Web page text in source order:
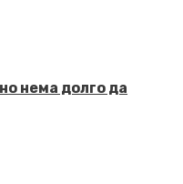
нема долго да